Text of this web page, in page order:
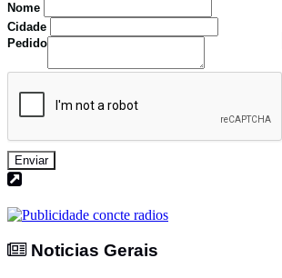
Nome
Cidade
Pedido
Enviar
Noticias Gerais